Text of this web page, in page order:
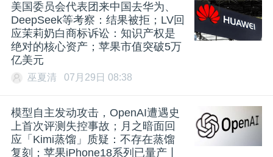
美国委员会代表团来中国去华为、
DeepSeek等考察：结果被拒；LV回
应茉莉奶白商标诉讼：知识产权是
绝对的核心资产；苹果市值突破5万
亿美元
巫夏清 07月29日 08:38
模型自主发动攻击，OpenAI遭遇史
上首次评测失控事故；月之暗面回
应「Kimi蒸馏」质疑：不存在蒸馏
复刻；苹果iPhone18系列已量产丨